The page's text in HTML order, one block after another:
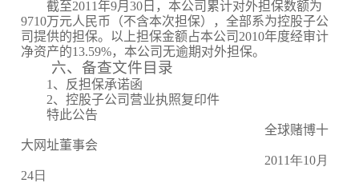
截至2011年9月30 日，本公司累计对外担保数额为
9710万元人民币（不含本次担保），全部系为控股子公
司提供的担保。以上担保金额占本公司 2010年度经审计
净资产的13.59%，本公司无逾期对外担保。
六、备查文件目录
1 、反担保承诺函
2、控股子公司营业执照复印件
特此公告
全球赌博十
大网址董事会
2011年10月
24日